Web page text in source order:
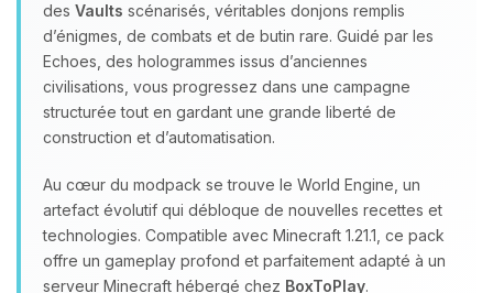
des Vaults scénarisés, véritables donjons remplis
d’énigmes, de combats et de butin rare. Guidé par les
Echoes, des hologrammes issus d’anciennes
civilisations, vous progressez dans une campagne
structurée tout en gardant une grande liberté de
construction et d’automatisation.
Au cœur du modpack se trouve le World Engine, un
artefact évolutif qui débloque de nouvelles recettes et
technologies. Compatible avec Minecraft 1.21.1, ce pack
offre un gameplay profond et parfaitement adapté à un
serveur Minecraft hébergé chez BoxToPlay.